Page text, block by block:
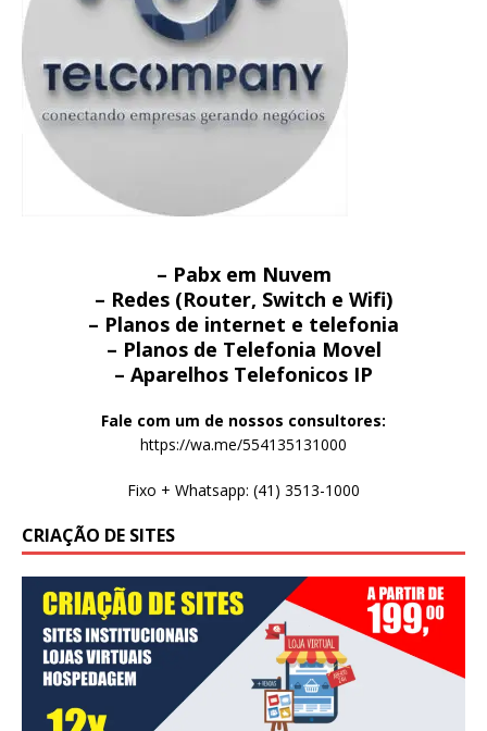
– Pabx em Nuvem
– Redes (Router, Switch e Wifi)
– Planos de internet e telefonia
– Planos de Telefonia Movel
– Aparelhos Telefonicos IP
Fale com um de nossos consultores:
https://wa.me/554135131000
Fixo + Whatsapp: (41) 3513-1000
CRIAÇÃO DE SITES